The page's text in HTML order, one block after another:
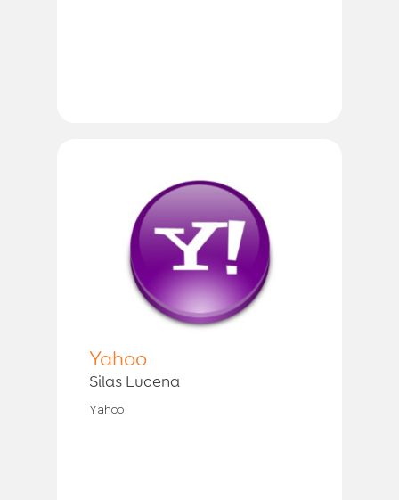
Yahoo
Silas Lucena
Yahoo